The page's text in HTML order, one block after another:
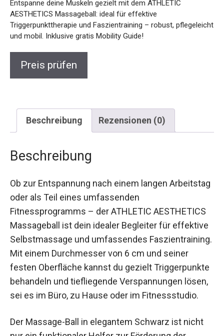
AESTHETICS Massageball: ideal für effektive
Triggerpunkttherapie und Faszientraining – robust,
pflegeleicht und mobil. Inklusive gratis Mobility Guide!
Beschreibung Rezensionen (0)
Beschreibung
Arbeitstag oder als Teil eines umfassenden
Fitnessprogramms – der ATHLETIC AESTHETICS
Massageball ist dein idealer Begleiter für
effektive Selbstmassage und umfassendes
Faszientraining. Mit einem Durchmesser von 6
cm und seiner festen Oberfläche kannst du
gezielt Triggerpunkte behandeln und tiefliegende
Verspannungen lösen, sei es im Büro, zu Hause
oder im Fitnessstudio.
Der Massage-Ball in elegantem Schwarz ist nicht